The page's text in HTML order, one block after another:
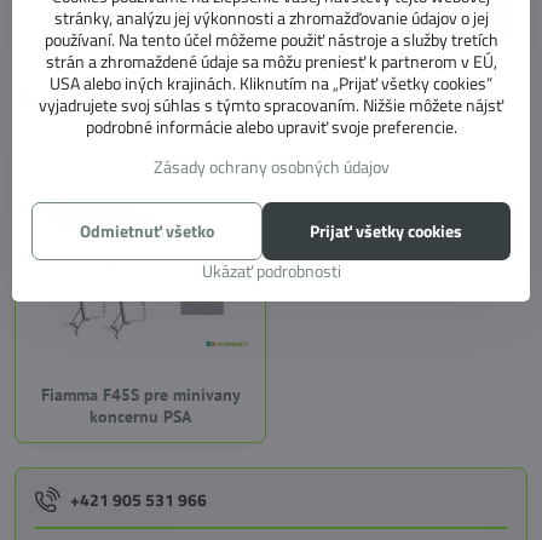
od 683,10 €
od 555,37 €bez DPH
Zobraziť
Navštívené produkty
Fiamma F45S pre minivany
koncernu PSA
+421 905 531 966
stránky, analýzu jej výkonnosti a zhromažďovanie údajov o jej
používaní. Na tento účel môžeme použiť nástroje a služby tretích
strán a zhromaždené údaje sa môžu preniesť k partnerom v EÚ,
USA alebo iných krajinách. Kliknutím na „Prijať všetky cookies“
vyjadrujete svoj súhlas s týmto spracovaním. Nižšie môžete nájsť
podrobné informácie alebo upraviť svoje preferencie.
Zásady ochrany osobných údajov
Ukázať podrobnosti
Prijať všetky cookies
Odmietnuť všetko